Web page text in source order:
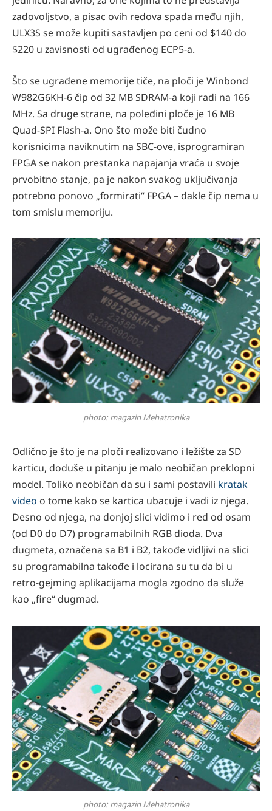
zadovoljstvo, a pisac ovih redova spada među njih,
ULX3S se može kupiti sastavljen po ceni od $140 do
$220 u zavisnosti od ugrađenog ECP5-a.
Što se ugrađene memorije tiče, na ploči je Winbond
W982G6KH-6 čip od 32 MB SDRAM-a koji radi na 166
MHz. Sa druge strane, na poleđini ploče je 16 MB
Quad-SPI Flash-a. Ono što može biti čudno
korisnicima naviknutim na SBC-ove, isprogramiran
FPGA se nakon prestanka napajanja vraća u svoje
prvobitno stanje, pa je nakon svakog uključivanja
potrebno ponovo „formirati“ FPGA – dakle čip nema u
tom smislu memoriju.
photo: magazin Mehatronika
Odlično je što je na ploči realizovano i ležište za SD
karticu, doduše u pitanju je malo neobičan preklopni
model. Toliko neobičan da su i sami postavili kratak
video o tome kako se kartica ubacuje i vadi iz njega.
Desno od njega, na donjoj slici vidimo i red od osam
(od D0 do D7) programabilnih RGB dioda. Dva
dugmeta, označena sa B1 i B2, takođe vidljivi na slici
su programabilna takođe i locirana su tu da bi u
retro-gejming aplikacijama mogla zgodno da služe
kao „fire“ dugmad.
photo: magazin Mehatronika